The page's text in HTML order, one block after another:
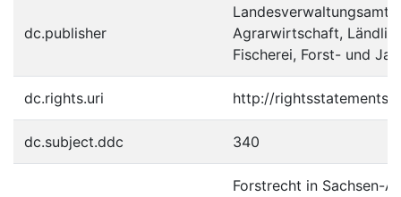
dc.publisher
Landesverwaltungsamt,
Agrarwirtschaft,
Fischerei, Forst- und
dc.rights.uri http://
dc.subject.ddc 340
Forstrecht in Sachsen-